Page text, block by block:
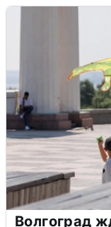
Волгоград